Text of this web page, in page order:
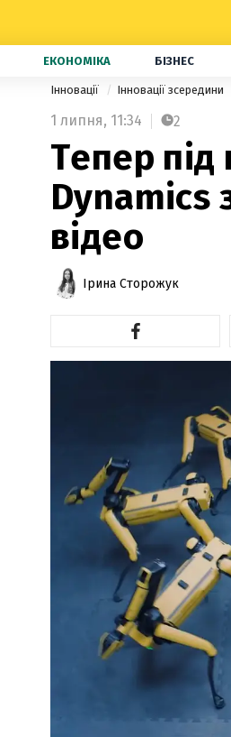
ЕКОНОМІКА БІЗНЕС
Інновації Інновації зсередини
1 липня, 11:34 2
Тепер
Dynamics
відео
Ірина Сторожук